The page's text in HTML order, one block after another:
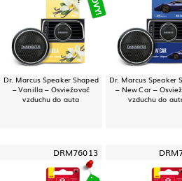
Dr. Marcus Speaker Shaped
– Vanilla – Osviežovač
vzduchu do auta
Dr. Marcus Speaker
– New Car –
vzduchu do
DRM76013